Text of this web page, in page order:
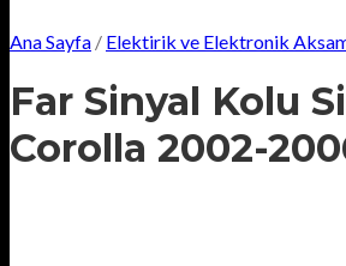
Ana Sayfa / Elektirik ve Elektronik
Far Sinyal Kolu
Corolla 2002-